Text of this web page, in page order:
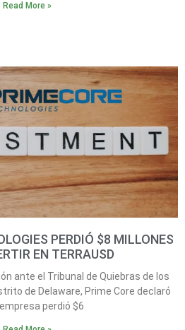
Read More »
PERDIÓ $8 MILLONES
EN TERRAUSD
ante el Tribunal de Quiebras de los
de Delaware, Prime Core declaró
perdió $6